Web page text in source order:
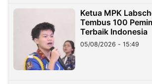
Ketua MPK
Tembus 100
Terbaik Indonesia
05/08/2026 - 15:49